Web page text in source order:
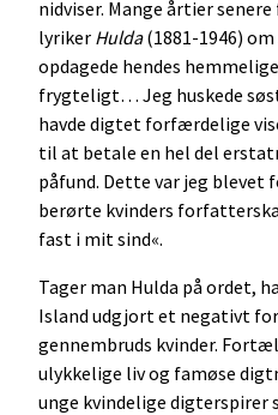
nidviser. Mange årtier
lyriker Hulda(1881-1946)
opdagede hendes
frygteligt… Jeg huskede
havde digtet forfærdelige
til at betale en hel del
påfund. Dette var jeg blevet
berørte kvinders
fast i mit sind«.
Tager man Hulda på ordet,
Island udgjort et negativt
gennembruds kvinder.
ulykkelige liv og famøse
unge kvindelige